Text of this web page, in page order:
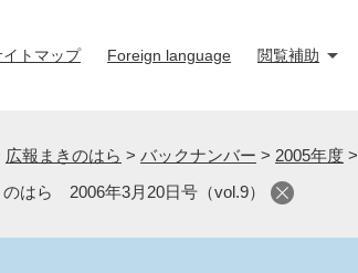
イトマップ Foreign language 閲覧補助
広報まきのはら > バックナンバー > 2005年度 >
はら 2006年3月20日号（vol.9）